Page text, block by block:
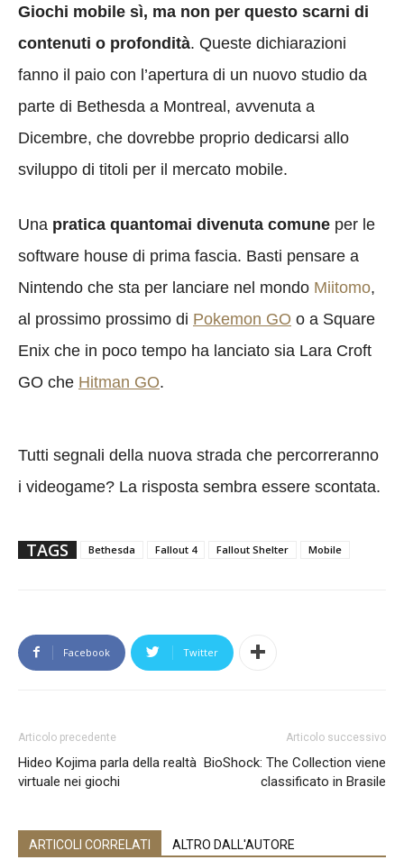
Giochi mobile sì, ma non per questo scarni di
contenuti o profondità. Queste dichiarazioni
fanno il paio con l’apertura di un nuovo studio da
parte di Bethesda a Montreal, avvenuta a
Dicembre, che dovrebbe proprio dedicarsi allo
sviluppo di titoli per il mercato mobile.
Una pratica quantomai divenuta comune per le
software house di prima fascia. Basti pensare a
Nintendo che sta per lanciare nel mondo Miitomo,
al prossimo prossimo di Pokemon GO o a Square
Enix che in poco tempo ha lanciato sia Lara Croft
GO che Hitman GO.
Tutti segnali della nuova strada che percorreranno
i videogame? La risposta sembra essere scontata.
TAGS Bethesda Fallout 4 Fallout Shelter Mobile
Facebook Twitter
Articolo precedente
Hideo Kojima parla della realtà
virtuale nei giochi
Articolo successivo
BioShock: The Collection viene
classificato in Brasile
ARTICOLI CORRELATI ALTRO DALL'AUTORE